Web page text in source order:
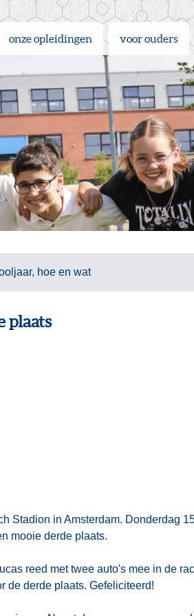
onze opleidingen voor ouders
hoe en wat
plaats
Stadion in Amsterdam. Donderdag
mooie derde plaats.
reed met twee auto's mee in de
de derde plaats. Gefeliciteerd!